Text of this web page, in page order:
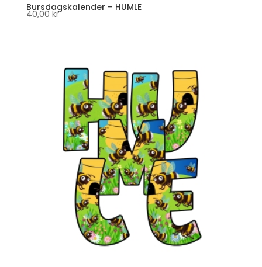
Bursdagskalender – HUMLE
40,00kr